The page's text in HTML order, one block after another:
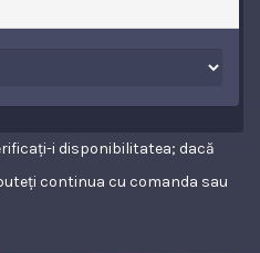
i disponibilitatea; dacă
continua cu comanda sau